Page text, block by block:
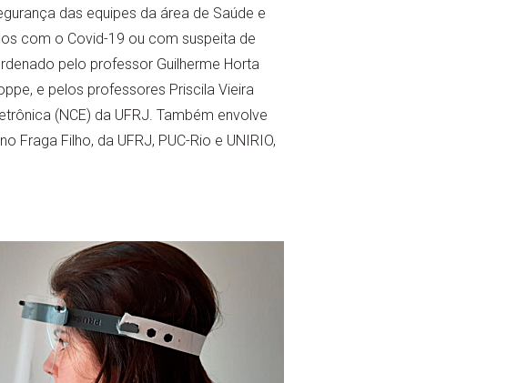
das equipes da área de Saúde e
com o Covid-19 ou com suspeita de
pelo professor Guilherme Horta
e pelos professores Priscila Vieira
(NCE) da UFRJ. Também envolve
Fraga Filho, da UFRJ, PUC-Rio e UNIRIO,